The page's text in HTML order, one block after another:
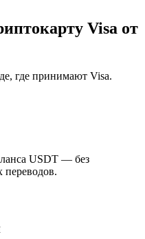
Visa от
где принимают Visa.
USDT — без
переводов.